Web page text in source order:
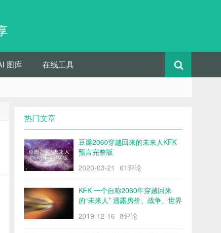
图库 在线工具
热门文章
豆瓣2060穿越回来的未来人KFK
预言完整版
2020-03-21
61评论
KFK 一个自称2060年穿越回来
的“未来人” 透露房价、战争、世界
2019-12-16 8评论